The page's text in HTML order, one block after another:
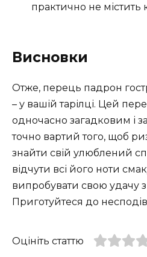
практично не містить
Висновки
Отже, перець падрон
– у вашій тарілці. Цей
одночасно загадковим і
точно вартий того, щоб
знайти свій улюблений
відчути всі його ноти
випробувати свою удачу
Приготуйтеся до
Оцініть статтю